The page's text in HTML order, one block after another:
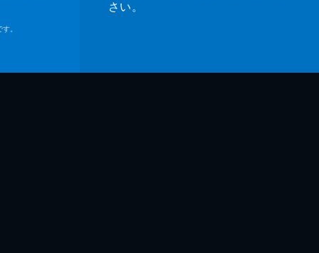
。
さい。